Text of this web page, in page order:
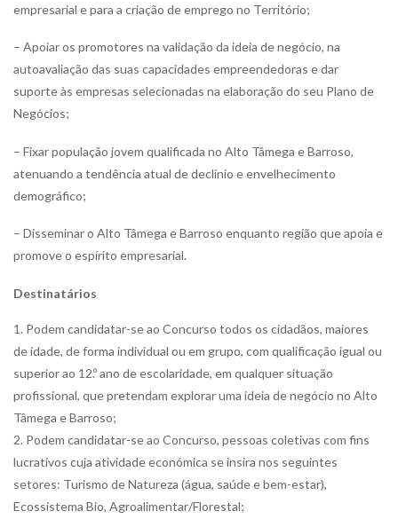
empresarial e para a criação de emprego no Território;
– Apoiar os promotores na validação da ideia de negócio, na
autoavaliação das suas capacidades empreendedoras e dar
suporte às empresas selecionadas na elaboração do seu Plano de
Negócios;
– Fixar população jovem qualificada no Alto Tâmega e Barroso,
atenuando a tendência atual de declínio e envelhecimento
demográfico;
– Disseminar o Alto Tâmega e Barroso enquanto região que apoia e
promove o espírito empresarial.
Destinatários
Podem candidatar-se ao Concurso todos os cidadãos, maiores
de idade, de forma individual ou em grupo, com qualificação igual ou
superior ao 12.º ano de escolaridade, em qualquer situação
profissional, que pretendam explorar uma ideia de negócio no Alto
Tâmega e Barroso;
Podem candidatar-se ao Concurso, pessoas coletivas com fins
lucrativos cuja atividade económica se insira nos seguintes
setores: Turismo de Natureza (água, saúde e bem-estar),
Ecossistema Bio, Agroalimentar/Florestal;